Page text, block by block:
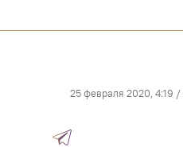
25 февраля 2020, 4:19 /